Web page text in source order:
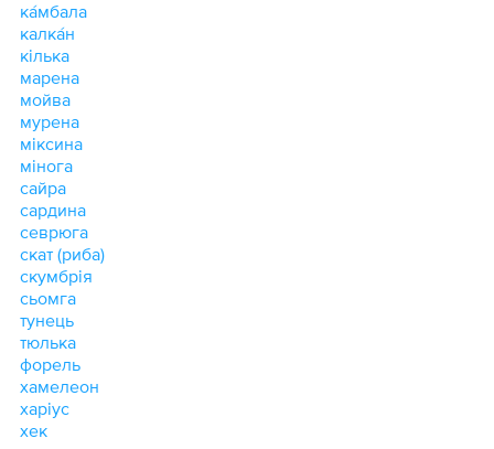
ка́мбала
калка́н
кілька
марена
мойва
мурена
міксина
мінога
сайра
сардина
севрюга
скат (риба)
скумбрія
сьомга
тунець
тюлька
форель
хамелеон
харіус
хек